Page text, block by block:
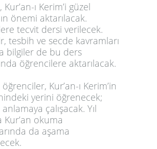
Kur’an-ı Kerim’i güzel
önemi aktarılacak.
tecvit dersi verilecek.
tesbih ve secde kavramları
bilgiler de bu ders
öğrencilere aktarılacak.
öğrenciler, Kur’an-ı Kerim’in
yerini öğrenecek;
anlamaya çalışacak. Yıl
Kur’an okuma
da aşama